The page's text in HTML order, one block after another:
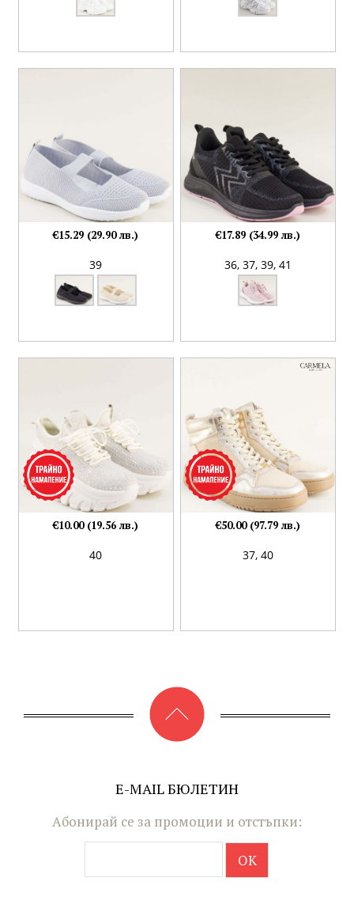
39
€15.29 (29.90 лв.)
36, 37, 39, 41
€17.89 (34.99 лв.)
40
€10.00 (19.56 лв.)
37, 40
€50.00 (97.79 лв.)
E-MAIL БЮЛЕТИН
Абонирай се за промоции и отстъпки: